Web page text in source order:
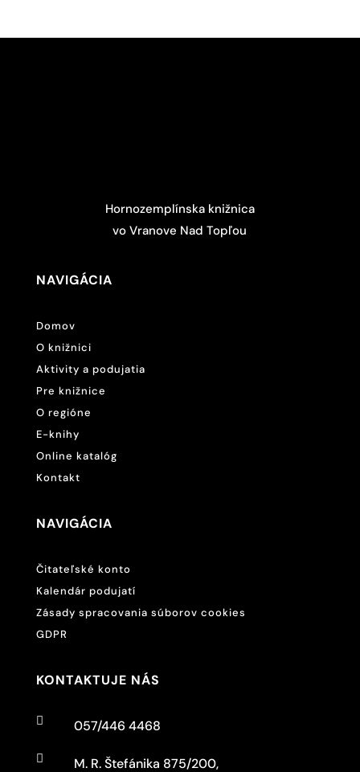
Hornozemplínska knižnica
vo Vranove Nad Topľou
NAVIGÁCIA
Domov
O knižnici
Aktivity a podujatia
Pre knižnice
O regióne
E-knihy
Online katalóg
Kontakt
NAVIGÁCIA
Čitateľské konto
Kalendár podujatí
Zásady spracovania súborov cookies
GDPR
KONTAKTUJE NÁS
 057/446 4468
 M. R. Štefánika 875/200,